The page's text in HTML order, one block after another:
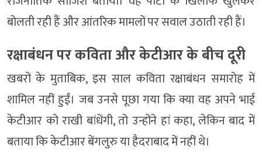
बोलती रही हैं और आंतरिक मामलों पर सवाल उठाती रही हैं।
रक्षाबंधन पर कविता और केटीआर के बीच दूरी
खबरों के मुताबिक, इस साल कविता रक्षाबंधन समारोह में
शामिल नहीं हुईं। जब उनसे पूछा गया कि क्या वह अपने भाई
केटीआर को राखी बांधेंगी, तो उन्होंने हां कहा, लेकिन बाद में
बताया कि केटीआर बेंगलुरु या हैदराबाद में नहीं थे।